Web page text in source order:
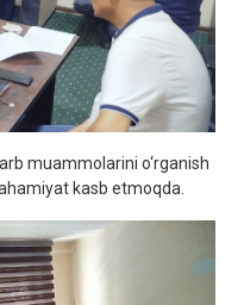
muammolarini o‘rganish
kasb etmoqda.